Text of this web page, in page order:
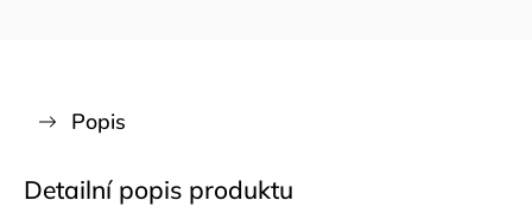
Popis
Detailní popis produktu